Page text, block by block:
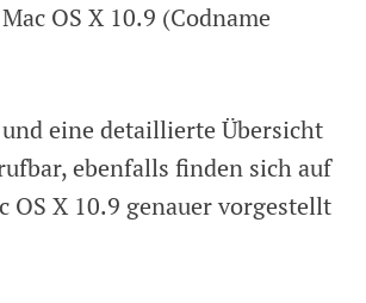
OS X 10.9 (Codname
eine detaillierte Übersicht
ebenfalls finden sich auf
OS X 10.9 genauer vorgestellt